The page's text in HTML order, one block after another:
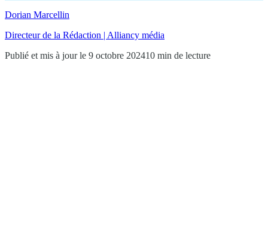
Dorian Marcellin
Directeur de la Rédaction | Alliancy média
Publié et mis à jour le 9 octobre 202410 min de lecture